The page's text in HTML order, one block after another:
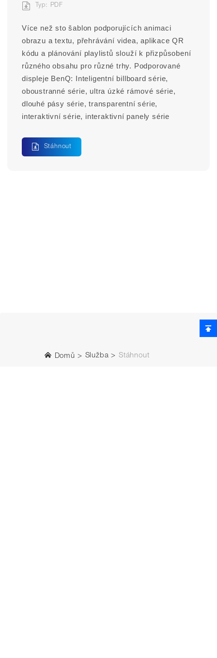
Typ: PDF
Více než sto šablon podporujících animaci
obrazu a textu, přehrávání videa, aplikace QR
kódu a plánování playlistů slouží k přizpůsobení
různého obsahu pro různé trhy. Podporované
displeje BenQ: Inteligentní billboard série,
oboustranné série, ultra úzké rámové série,
dlouhé pásy série, transparentní série,
interaktivní série, interaktivní panely série
Stáhnout
Domů Služba Stáhnout